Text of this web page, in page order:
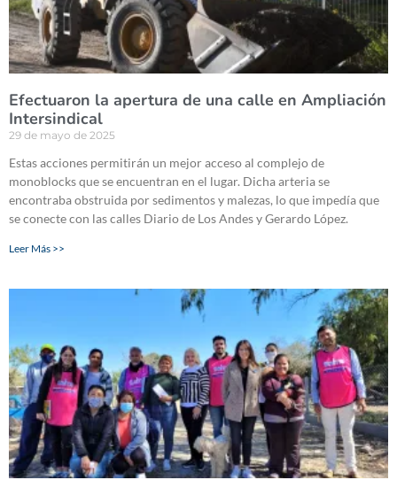
Efectuaron la apertura de una calle en Ampliación
Intersindical
29 de mayo de 2025
Estas acciones permitirán un mejor acceso al complejo de
monoblocks que se encuentran en el lugar. Dicha arteria se
encontraba obstruida por sedimentos y malezas, lo que impedía que
se conecte con las calles Diario de Los Andes y Gerardo López.
Leer Más >>